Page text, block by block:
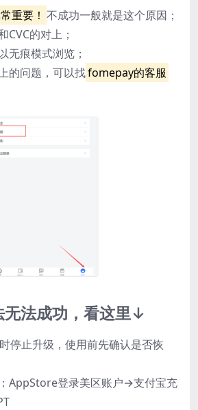
重要！ 不成功一般就是这个原因；
CVC的对上；
无痕模式浏览；
的问题，可以找fomepay的客服
法成功 ，看这里↓
停止升级，使用前先确认是否恢
AppStore登录美区账户→支付宝充